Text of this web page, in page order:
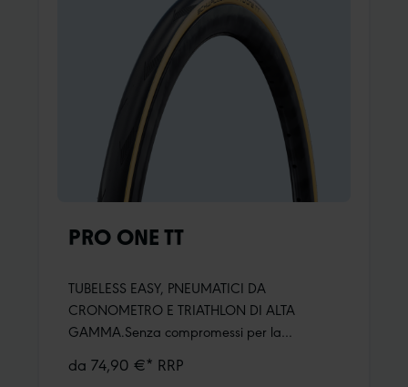
bassa resistenza al rotolamento combinata
con un'elevata protezione contro le forature
PRO ONE TT
TUBELESS EASY, PNEUMATICI DA
CRONOMETRO E TRIATHLON DI ALTA
GAMMA.Senza compromessi per la
resistenza al rotolamento e peso minimo. La
da 74,90 €* RRP